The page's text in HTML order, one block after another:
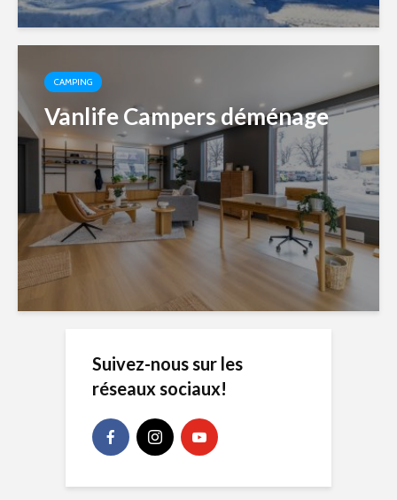
CAMPING
Vanlife Campers déménage
Suivez-nous sur les
réseaux sociaux!